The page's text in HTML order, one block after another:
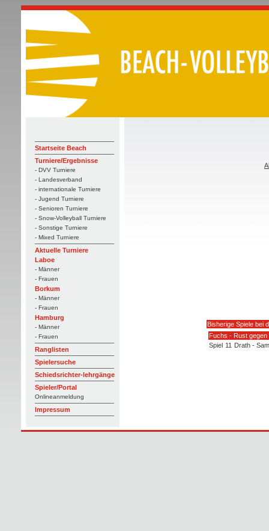
Startseite Beach
Turniere/Ergebnisse
- DVV Turniere
- Landesverband
- internationale Turniere
- Jugend Turniere
- Senioren Turniere
- Snow-Volleyball Turniere
- Sonstige Turniere
- Mixed Turniere
Aktuelle Turniere
Laboe
- Männer
- Frauen
Borkum
- Männer
- Frauen
Hamburg
- Männer
- Frauen
Ranglisten
Spielersuche
Schiedsrichter-lehrgänge
Spieler/Portal
Onlineanmeldung
Impressum
Bisherige Spiele bei
Fuchs - Rust gegen
Spiel 11 Drath -